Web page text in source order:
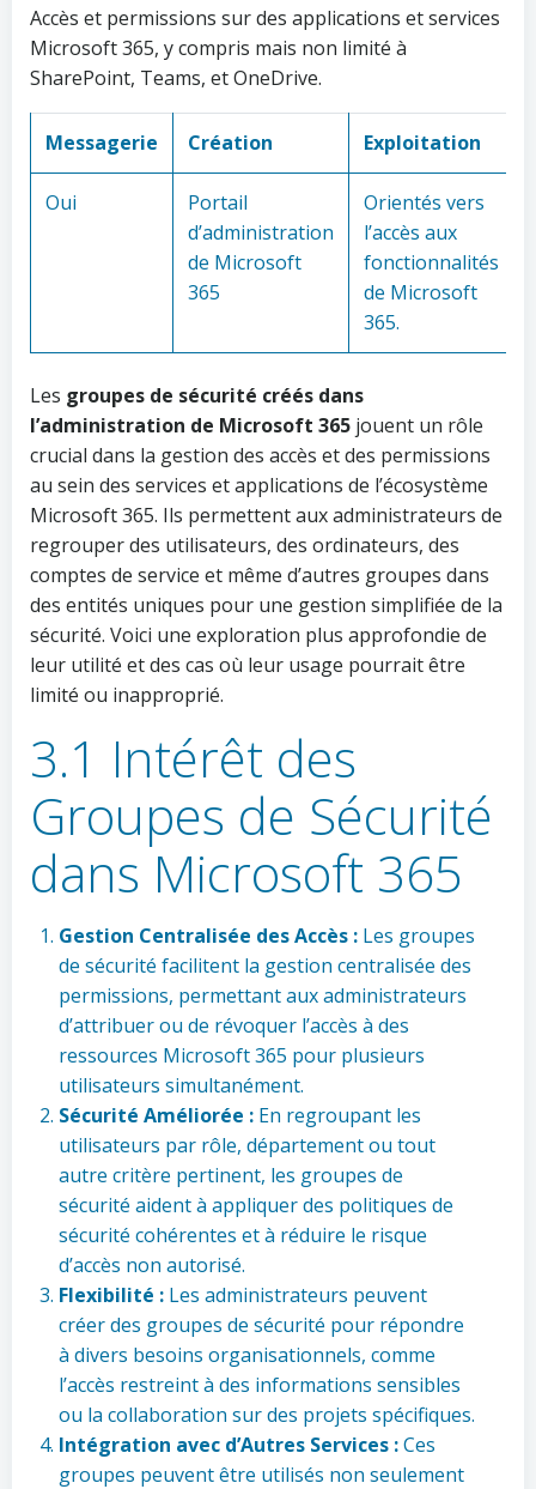
Accès et permissions sur des applications et services
Microsoft 365, y compris mais non limité à
SharePoint, Teams, et OneDrive.
Messagerie Création Exploitation
Oui
Portail
d’administration
de Microsoft
365
Orientés vers
l’accès aux
fonctionnalités
de Microsoft
365.
Les groupes de sécurité créés dans
l’administration de Microsoft 365 jouent un rôle
crucial dans la gestion des accès et des permissions
au sein des services et applications de l’écosystème
Microsoft 365. Ils permettent aux administrateurs de
regrouper des utilisateurs, des ordinateurs, des
comptes de service et même d’autres groupes dans
des entités uniques pour une gestion simplifiée de la
sécurité. Voici une exploration plus approfondie de
leur utilité et des cas où leur usage pourrait être
limité ou inapproprié.
3.1 Intérêt des
Groupes de Sécurité
dans Microsoft 365
Gestion Centralisée des Accès : Les groupes
de sécurité facilitent la gestion centralisée des
permissions, permettant aux administrateurs
d’attribuer ou de révoquer l’accès à des
ressources Microsoft 365 pour plusieurs
utilisateurs simultanément.
Sécurité Améliorée : En regroupant les
utilisateurs par rôle, département ou tout
autre critère pertinent, les groupes de
sécurité aident à appliquer des politiques de
sécurité cohérentes et à réduire le risque
d’accès non autorisé.
Flexibilité : Les administrateurs peuvent
créer des groupes de sécurité pour répondre
à divers besoins organisationnels, comme
l’accès restreint à des informations sensibles
ou la collaboration sur des projets spécifiques.
Intégration avec d’Autres Services :Ces
groupes peuvent être utilisés non seulement